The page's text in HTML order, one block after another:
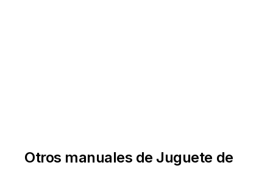
Otros manuales de Juguete de